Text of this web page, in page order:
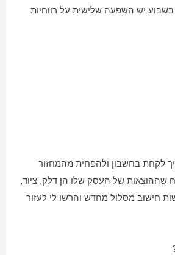
בשבוע יש השפעה שלישית על רווחיות
לקחת בחשבון ולהפחית מהמחזור
שההוצאות של העסק שלו הן דלק, ציוד,
חישוב מסלול מחדש והרשו לי לעזור